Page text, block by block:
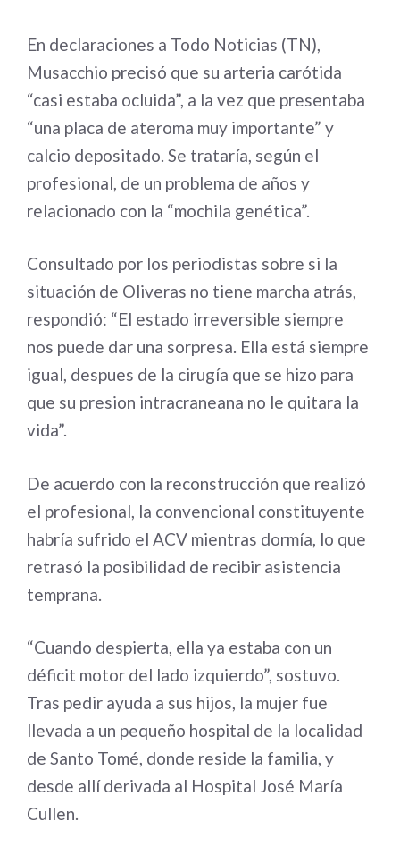
En declaraciones a Todo Noticias (TN),
Musacchio precisó que su arteria carótida
“casi estaba ocluida”, a la vez que presentaba
“una placa de ateroma muy importante” y
calcio depositado. Se trataría, según el
profesional, de un problema de años y
relacionado con la “mochila genética”.
Consultado por los periodistas sobre si la
situación de Oliveras no tiene marcha atrás,
respondió: “El estado irreversible siempre
nos puede dar una sorpresa. Ella está siempre
igual, despues de la cirugía que se hizo para
que su presion intracraneana no le quitara la
vida”.
De acuerdo con la reconstrucción que realizó
el profesional, la convencional constituyente
habría sufrido el ACV mientras dormía, lo que
retrasó la posibilidad de recibir asistencia
temprana.
“Cuando despierta, ella ya estaba con un
déficit motor del lado izquierdo”, sostuvo.
Tras pedir ayuda a sus hijos, la mujer fue
llevada a un pequeño hospital de la localidad
de Santo Tomé, donde reside la familia, y
desde allí derivada al Hospital José María
Cullen.